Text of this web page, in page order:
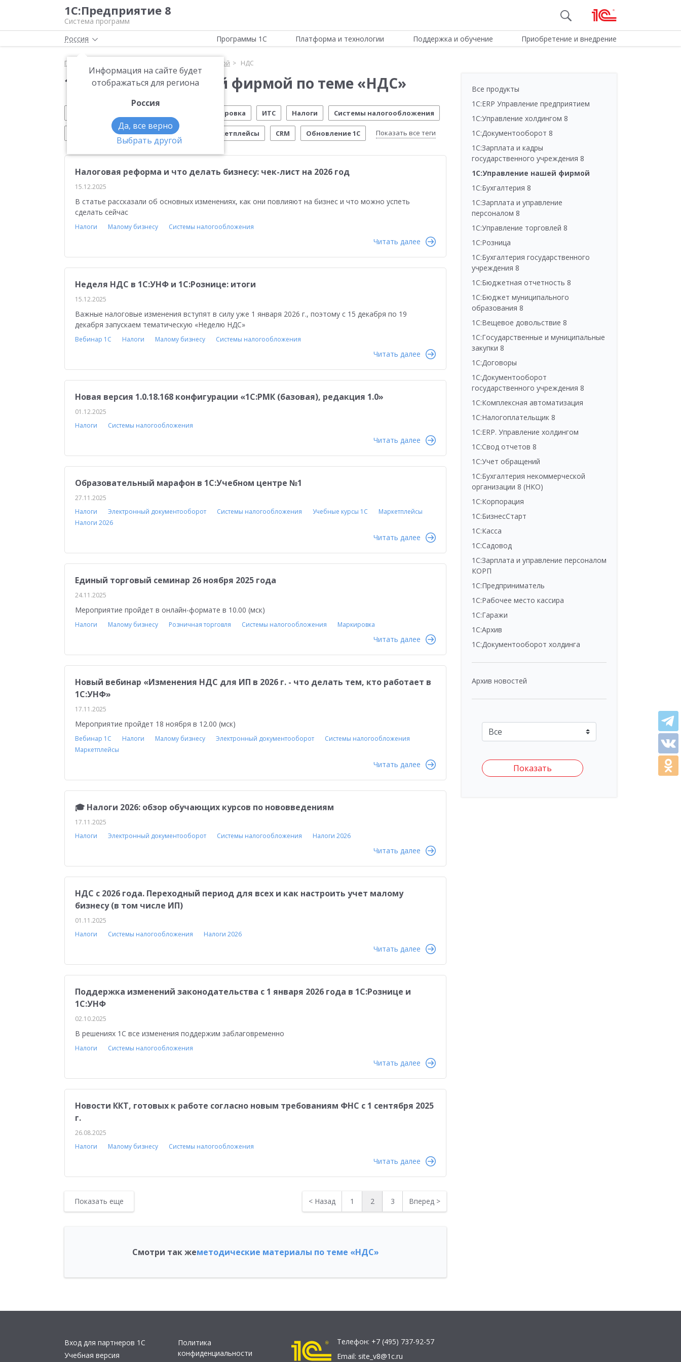
1С:Предприятие 8
Система программ
Россия
Информация на сайте будет
отображаться для региона
Россия
Да, все верно
Выбрать другой
Программы 1С Платформа и технологии Поддержка и обучение Приобретение и внедрение
Главная 1С:Управление нашей фирмой НДС
1С:Управление нашей фирмой по теме «НДС»
Маркировка ИТС Налоги Системы налогообложения
Электронный документооборот Маркетплейсы CRM Обновление 1С Показать все теги
Розничная торговля Мобильное приложение Честный знак Автоматизация бизнеса Эквайринг
ЕГАИС Учебные курсы 1С Управление складом Производство 54-ФЗ
Торговым компаниям
Отраслевые решения
Повышение эффективности бизнеса Облачные технологии
Налоговая реформа и что делать бизнесу: чек-лист на 2026 год
15.12.2025
В статье рассказали об основных изменениях, как они повлияют на бизнес и что можно успеть
сделать сейчас
Налоги Малому бизнесу Системы налогообложения
Читать далее
Неделя НДС в 1С:УНФ и 1С:Рознице: итоги
15.12.2025
Важные налоговые изменения вступят в силу уже 1 января 2026 г., поэтому с 15 декабря по 19
декабря запускаем тематическую «Неделю НДС»
Вебинар 1С Налоги Малому бизнесу Системы налогообложения
Читать далее
Новая версия 1.0.18.168 конфигурации «1С:РМК (базовая), редакция 1.0»
01.12.2025
Налоги
Системы налогообложения
Читать далее
Образовательный марафон в 1С:Учебном центре №1
27.11.2025
Налоги
Электронный документооборот Системы налогообложения Учебные курсы 1С
Маркетплейсы
Налоги 2026
Читать далее
Единый торговый семинар 26 ноября 2025 года
24.11.2025
Мероприятие пройдет в онлайн-формате в 10.00 (мск)
Налоги Малому бизнесу Розничная торговля Системы налогообложения Маркировка
Читать далее
Новый вебинар «Изменения НДС для ИП в 2026 г. - что делать тем, кто работает в
1С:УНФ»
17.11.2025
Мероприятие пройдет 18 ноября в 12.00 (мск)
Вебинар 1С Налоги Малому бизнесу Электронный документооборот
Системы налогообложения
Маркетплейсы
Читать далее
🎓 Налоги 2026: обзор обучающих курсов по нововведениям
17.11.2025
Налоги
Электронный документооборот Системы налогообложения Налоги 2026
Читать далее
НДС с 2026 года. Переходный период для всех и как настроить учет малому
бизнесу (в том числе ИП)
01.11.2025
Налоги
Системы налогообложения Налоги 2026
Читать далее
Поддержка изменений законодательства с 1 января 2026 года в 1С:Рознице и
1С:УНФ
02.10.2025
В решениях 1С все изменения поддержим заблаговременно
Налоги Системы налогообложения
Читать далее
Новости ККТ, готовых к работе согласно новым требованиям ФНС с 1 сентября 2025
г.
26.08.2025
Налоги
Малому бизнесу Системы налогообложения
Читать далее
Показать еще < Назад 1 2 3 Вперед >
Смотри так жеметодические материалы по теме «НДС»
Все продукты
1С:ERP Управление предприятием
1С:Управление холдингом 8
1С:Документооборот 8
1С:Зарплата и кадры
государственного учреждения 8
1С:Управление нашей фирмой
1С:Бухгалтерия 8
1С:Зарплата и управление
персоналом 8
1С:Управление торговлей 8
1С:Розница
1С:Бухгалтерия государственного
учреждения 8
1С:Бюджетная отчетность 8
1С:Бюджет муниципального
образования 8
1С:Вещевое довольствие 8
1С:Государственные и муниципальные
закупки 8
1С:Договоры
1С:Документооборот
государственного учреждения 8
1С:Комплексная автоматизация
1С:Налогоплательщик 8
1С:ERP. Управление холдингом
1С:Свод отчетов 8
1С:Учет обращений
1С:Бухгалтерия некоммерческой
организации 8 (НКО)
1С:Корпорация
1С:БизнесСтарт
1С:Касса
1С:Садовод
1С:Зарплата и управление персоналом
КОРП
1С:Предприниматель
1С:Рабочее место кассира
1С:Гаражи
1С:Архив
1С:Документооборот холдинга
Архив новостей
Показать
Вход для партнеров 1С
Учебная версия
Политика
конфиденциальности
Телефон: +7 (495) 737-92-57
Email: site_v8@1c.ru